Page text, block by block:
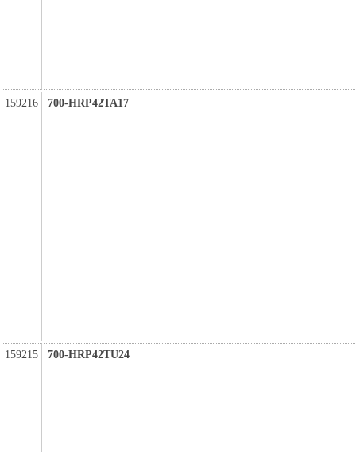
159216 700-HRP42TA17
159215 700-HRP42TU24